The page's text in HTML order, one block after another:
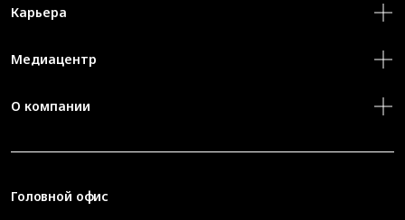
Карьера
Медиацентр
О компании
Головной офис